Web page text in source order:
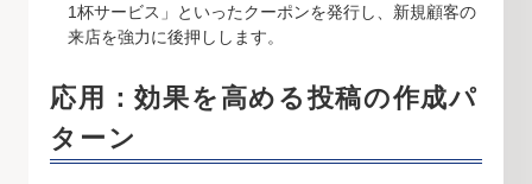
1杯サービス」といったクーポンを発行し、新規顧客の
来店を強力に後押しします。
応用：効果を高める投稿の作成パ
ターン